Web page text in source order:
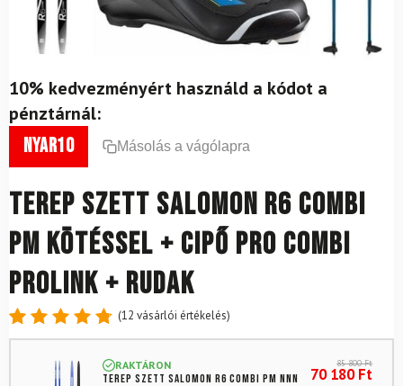
10% kedvezményért használd a kódot a
pénztárnál:
nyar10 Másolás a vágólapra
Terep szett SALOMON R6 Combi
PM kötéssel + cipő PRO Combi
Prolink + rudak
Értékelés
5-ből,
12
(12 vásárlói értékelés)
RAKTÁRON
Terep szett SALOMON R6 Combi PM NNN
85 800Ft
70 180Ft